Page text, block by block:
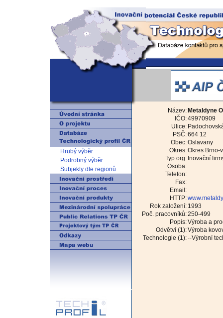
Hrubý výběr
Podrobný výběr
Subjekty dle regionů
Název: Metaldyne
IČO:49970909
Ulice:
PSČ:664 12
Obec:Oslavany
Okres:Okres Brno-
Typ org: Inovační
Osoba:
Telefon:
Fax:
Email:
HTTP:
Rok založení: 1993
Poč. pracovníků:250-499
Popis:Výroba a
Odvětví (1):Výroba
Technologie (1):--Výrobní